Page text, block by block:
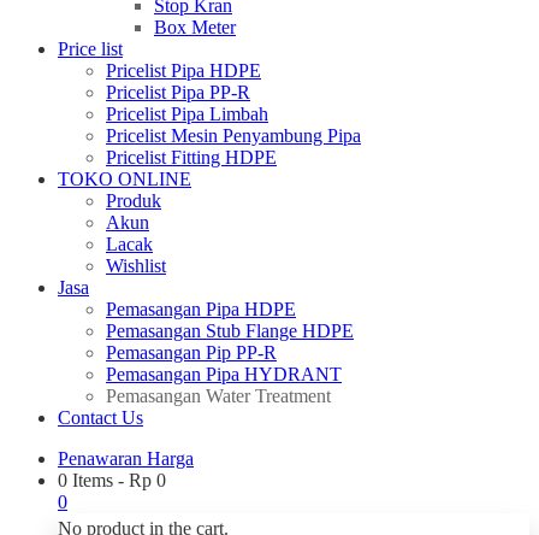
Stop Kran
Box Meter
Price list
Pricelist Pipa HDPE
Pricelist Pipa PP-R
Pricelist Pipa Limbah
Pricelist Mesin Penyambung Pipa
Pricelist Fitting HDPE
TOKO ONLINE
Produk
Akun
Lacak
Wishlist
Jasa
Pemasangan Pipa HDPE
Pemasangan Stub Flange HDPE
Pemasangan Pip PP-R
Pemasangan Pipa HYDRANT
Pemasangan Water Treatment
Contact Us
Penawaran Harga
0 Items - Rp 0
0
No product in the cart.